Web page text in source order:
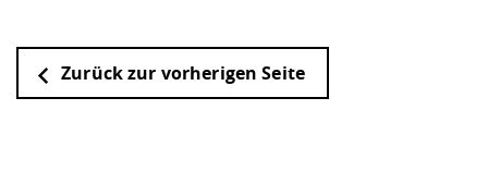
Zurück zur vorherigen Seite